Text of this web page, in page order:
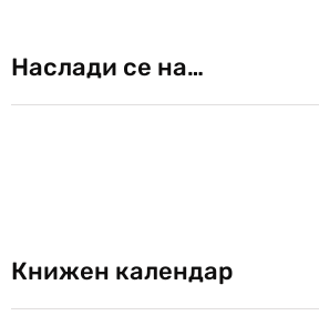
Наслади се на…
Книжен календар